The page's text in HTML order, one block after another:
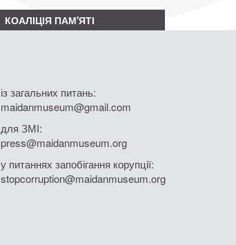
КОАЛІЦІЯ ПАМ'ЯТІ
із загальних питань:
maidanmuseum@gmail.com
для ЗМІ:
press@maidanmuseum.org
у питаннях запобігання корупції:
stopcorruption@maidanmuseum.org